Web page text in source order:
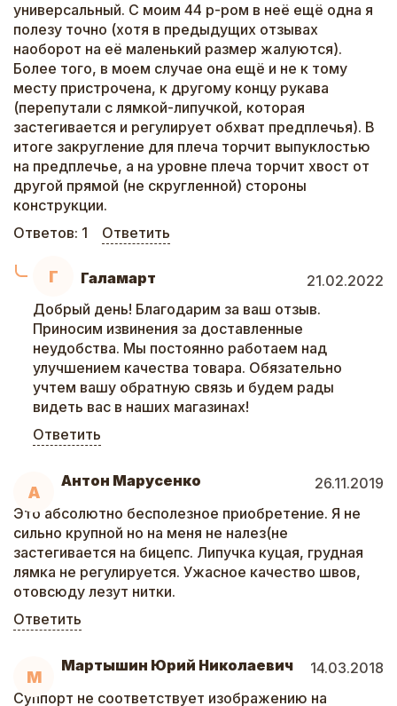
универсальный. С моим 44 р-ром в неё ещё одна я
полезу точно (хотя в предыдущих отзывах
наоборот на её маленький размер жалуются).
Более того, в моем случае она ещё и не к тому
месту пристрочена, к другому концу рукава
(перепутали с лямкой-липучкой, которая
застегивается и регулирует обхват предплечья). В
итоге закругление для плеча торчит выпуклостью
на предплечье, а на уровне плеча торчит хвост от
другой прямой (не скругленной) стороны
конструкции.
Ответов: 1 Ответить
Г Галамарт
21.02.2022
Добрый день! Благодарим за ваш отзыв.
Приносим извинения за доставленные
неудобства. Мы постоянно работаем над
улучшением качества товара. Обязательно
учтем вашу обратную связь и будем рады
видеть вас в наших магазинах!
Ответить
А
Антон Марусенко
26.11.2019
Это абсолютно бесполезное приобретение. Я не
сильно крупной но на меня не налез(не
застегивается на бицепс. Липучка куцая, грудная
лямка не регулируется. Ужасное качество швов,
отовсюду лезут нитки.
Ответить
М
Мартышин Юрий Николаевич
14.03.2018
Суппорт не соответствует изображению на